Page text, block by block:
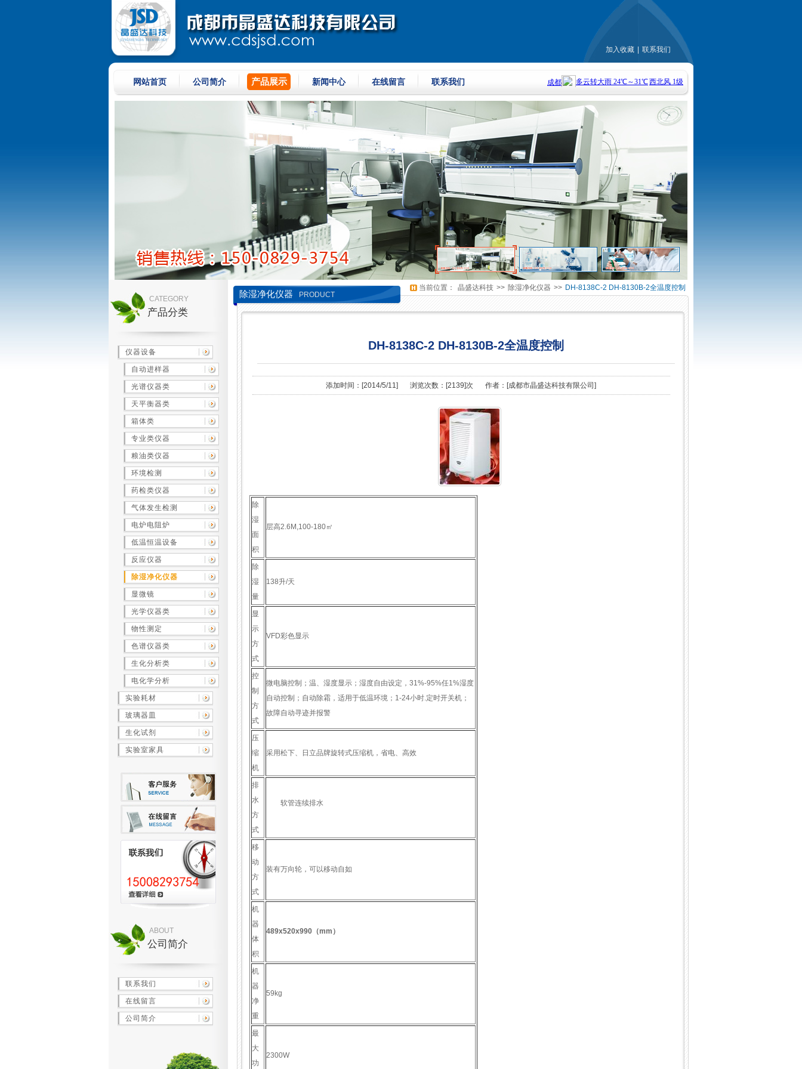
加入收藏 联系我们
网站首页 公司简介 产品展示 新闻中心 在线留言 联系我们
产品分类
CATEGORY
仪器设备
自动进样器
光谱仪器类
天平衡器类
箱体类
专业类仪器
粮油类仪器
环境检测
药检类仪器
气体发生检测
电炉电阻炉
低温恒温设备
反应仪器
除湿净化仪器
显微镜
光学仪器类
物性测定
色谱仪器类
生化分析类
电化学分析
实验耗材
玻璃器皿
生化试剂
实验室家具
公司简介
ABOUT
联系我们
在线留言
公司简介
除湿净化仪器 PRODUCT
当前位置： 晶盛达科技 >> 除湿净化仪器 >> DH-8138C-2 DH-8130B-2全温度控制
DH-8138C-2 DH-8130B-2全温度控制
添加时间：[2014/5/11] 浏览次数：[2139]次 作者：[成都市晶盛达科技有限公司 ]
除
湿
面
积
层高2.6M,100-180㎡
除
湿
量
138升/天
显
示
方
式
VFD彩色显示
控
制
方
式
微电脑控制；温、湿度显示；湿度自由设定，31%-95%任1%湿度
自动控制；自动除霜，适用于低温环境；1-24小时.定时开关机；
故障自动寻迹并报警
压
缩
机
采用松下、日立品牌旋转式压缩机，省电、高效
排
水
方
式
软管连续排水
移
动
方
式
装有万向轮，可以移动自如
机
器
体
积
489x520x990（mm）
机
器
净
重
59kg
最
大
功
2300W